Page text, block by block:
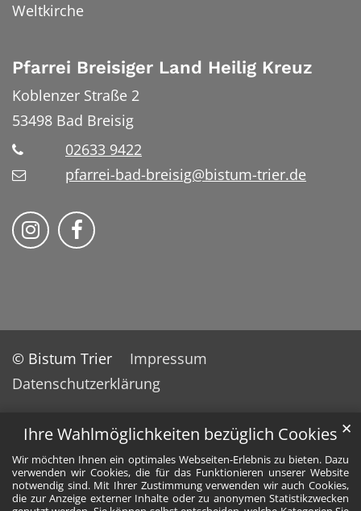
Ihre Wahlmöglichkeiten bezüglich Cookies
Wir möchten Ihnen ein optimales Webseiten-Erlebnis zu bieten. Dazu
verwenden wir Cookies, die für das Funktionieren unserer Website
notwendig sind. Mit Ihrer Zustimmung verwenden wir auch Cookies,
die zur Anzeige externer Inhalte oder zu anonymen Statistikzwecken
✕
Weltkirche
Pfarrei Breisiger Land Heilig Kreuz
Koblenzer Straße 2
53498 Bad Breisig
02633 9422
pfarrei-bad-breisig@bistum-trier.de
Folge uns auf Instragram
Folge uns auf Facebook
© Bistum Trier
Impressum
Datenschutzerklärung